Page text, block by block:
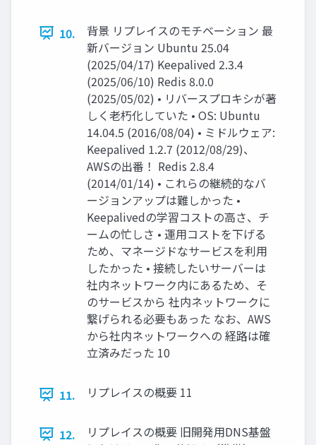
10.
背景 リプレイスのモチベーション 最
新バージョン Ubuntu 25.04
(2025/04/17) Keepalived 2.3.4
(2025/06/10) Redis 8.0.0
(2025/05/02) • リバースプロキシが著
しく老朽化していた • OS: Ubuntu
14.04.5 (2016/08/04) • ミドルウェア:
Keepalived 1.2.7 (2012/08/29)、
AWSの出番！ Redis 2.8.4
(2014/01/14) • これらの継続的なバ
ージョンアップは難しかった •
Keepalivedの学習コストの高さ、チ
ームの忙しさ • 運用コストを下げる
ため、マネージドなサービスを利用
したかった • 接続したいサーバーは
社内ネットワーク内にあるため、そ
のサービスから 社内ネットワークに
繋げられる必要もあった なお、AWS
から社内ネットワークへの 経路は確
立済みだった 10
11. リプレイスの概要 11
12.
リプレイスの概要 旧開発用DNS基盤